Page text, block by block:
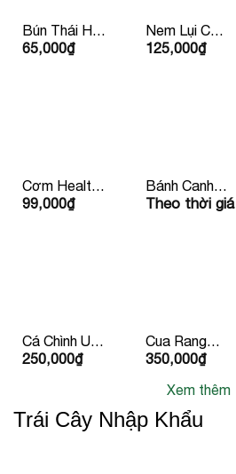
Bún Thái Hải
Sản
65,000₫
Nem Lụi Chín
Kèm Rau
125,000₫
Cơm Healthy
Kèm Nước
99,000₫
Bánh Canh
Chay Kèm
Theo thời giá
Cá Chình Um
Chuối 2
250,000₫
Cua Rang
Me
350,000₫
Xem thêm
Trái Cây Nhập Khẩu